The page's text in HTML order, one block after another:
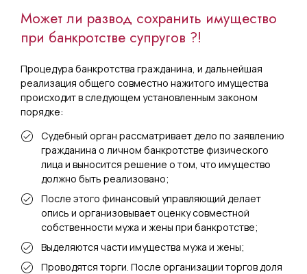
Может ли развод сохранить имущество
при банкротстве супругов ?!
Процедура банкротства гражданина, и дальнейшая
реализация общего совместно нажитого имущества
происходит в следующем установленным законом
порядке:
Судебный орган рассматривает дело по заявлению
гражданина о личном банкротстве физического
лица и выносится решение о том, что имущество
должно быть реализовано;
После этого финансовый управляющий делает
опись и организовывает оценку совместной
собственности мужа и жены при банкротстве;
Выделяются части имущества мужа и жены;
Проводятся торги. После организации торгов доля